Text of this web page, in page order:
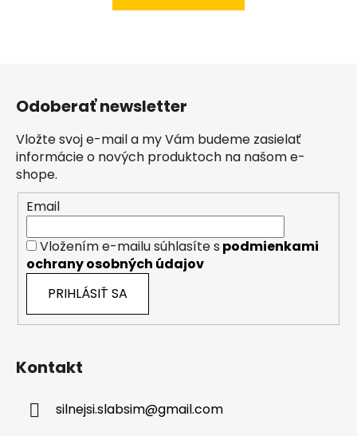
Odoberať newsletter
Vložte svoj e-mail a my Vám budeme zasielať
informácie o nových produktoch na našom e-
shope.
Email
Vložením e-mailu súhlasíte s podmienkami
ochrany osobných údajov
PRIHLÁSIŤ SA
Kontakt
silnejsi.slabsim@gmail.com